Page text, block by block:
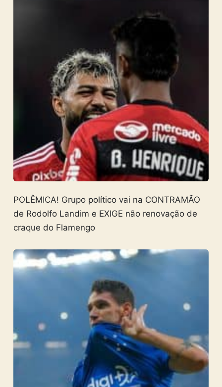
POLÊMICA! Grupo político vai na CONTRAMÃO
de Rodolfo Landim e EXIGE não renovação de
craque do Flamengo